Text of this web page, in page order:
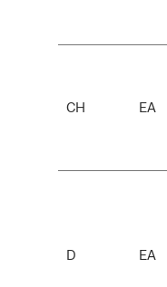
CH EA
D EA